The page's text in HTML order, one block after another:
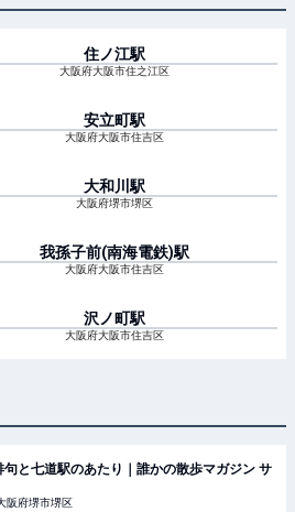
住ノ江駅
大阪府大阪市住之江区
安立町駅
大阪府大阪市住吉区
大和川 駅
大阪府堺市堺区
我孫子前(南海電鉄)駅
大阪府大阪市住吉区
沢ノ町駅
大阪府大阪市住吉区
句と七道駅のあたり｜誰かの散歩マガジン サ
阪府堺市堺区